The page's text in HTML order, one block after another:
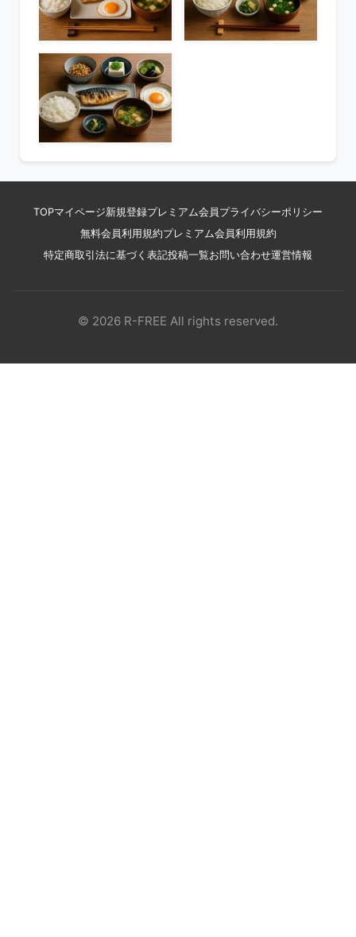
TOPマイページ新規登録プレミアム会員 プライバシーポリシー
無料会員利用規約プレミアム会員利用規約
特定商取引法に基づく表記投稿一覧お問い合わせ運営情報
© 2026 R-FREE All rights reserved.